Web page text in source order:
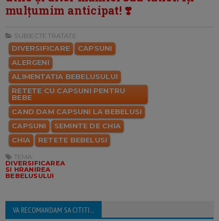
mulțumim anticipat! ❣️
SUBIECTE TRATATE:
DIVERSIFICARE
CAPSUNI
ALERGENI
ALIMENTATIA BEBELUSULUI
RETETE CU CAPSUNI PENTRU
BEBE
CAND DAM CAPSUNI LA BEBELUSI
CAPSUNI
SEMINTE DE CHIA
CHIA
RETETE BEBELUSI
TEMA:
DIVERSIFICAREA
SI HRANIREA
BEBELUSULUI
VA RECOMANDAM SA CITITI...